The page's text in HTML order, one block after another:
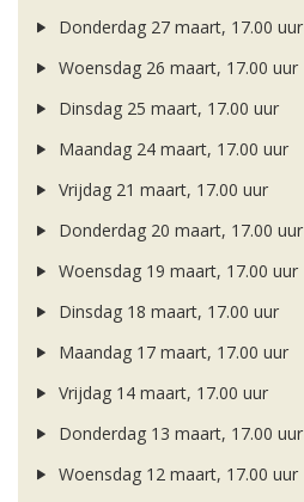
Donderdag 27 maart, 17.00 uur
Woensdag 26 maart, 17.00 uur
Dinsdag 25 maart, 17.00 uur
Maandag 24 maart, 17.00 uur
Vrijdag 21 maart, 17.00 uur
Donderdag 20 maart, 17.00 uur
Woensdag 19 maart, 17.00 uur
Dinsdag 18 maart, 17.00 uur
Maandag 17 maart, 17.00 uur
Vrijdag 14 maart, 17.00 uur
Donderdag 13 maart, 17.00 uur
Woensdag 12 maart, 17.00 uur